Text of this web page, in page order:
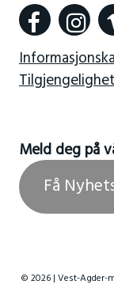
Meld deg på
Få
© 2026 | Vest-Agder-